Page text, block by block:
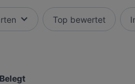
Top bewertet